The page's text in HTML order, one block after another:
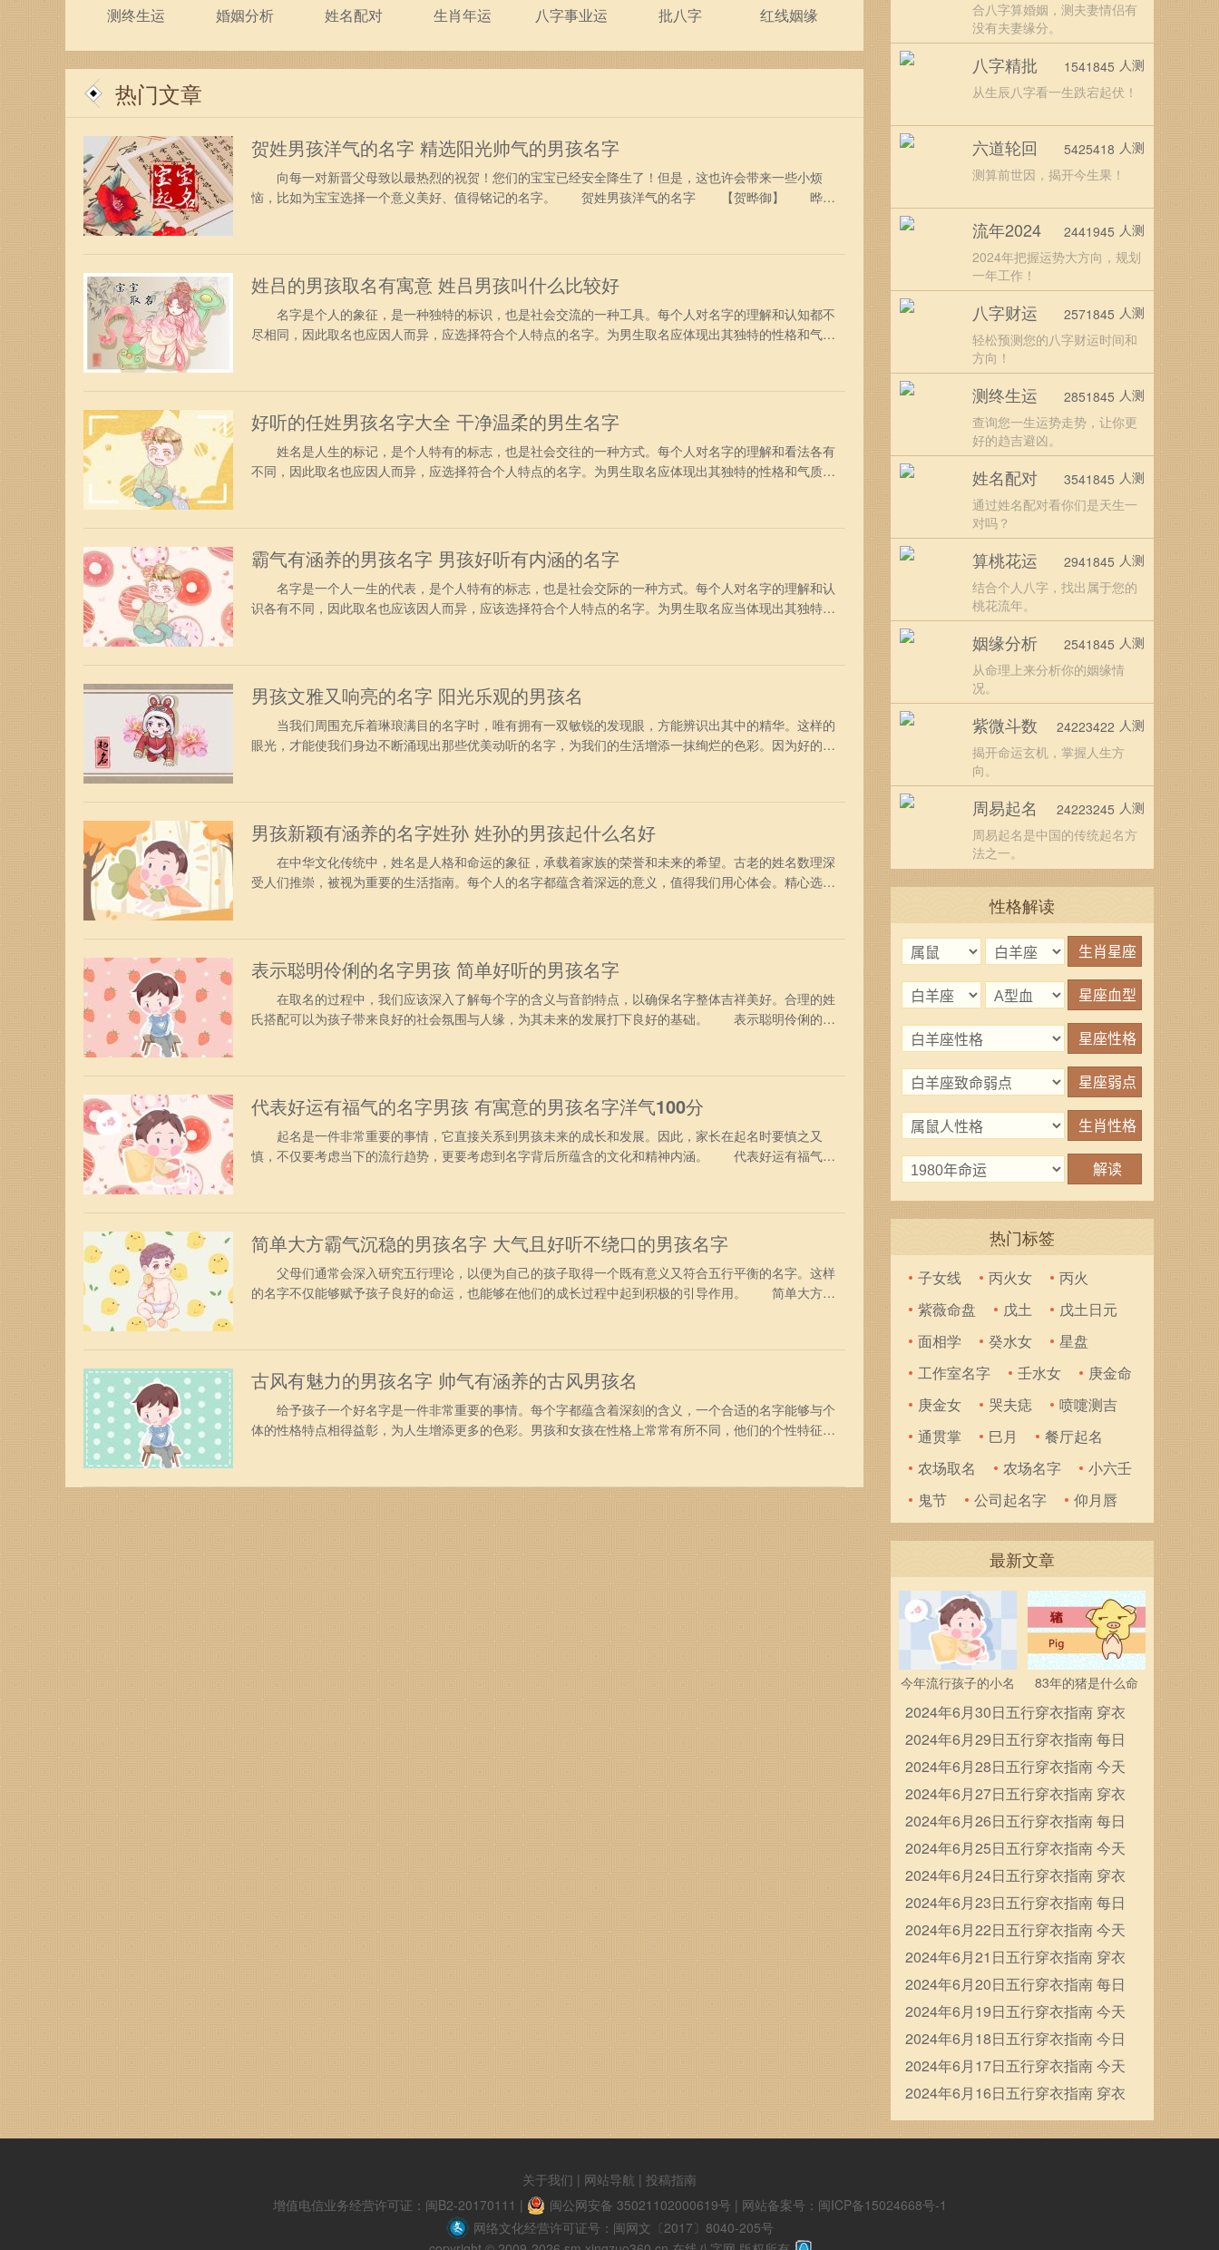
测终生运 婚姻分析 姓名配对 生肖年运 八字事业运 批八字 红线姻缘
热门文章
贺姓男孩洋气的名字 精选阳光帅气的男孩名字
向每一对新晋父母致以最热烈的祝贺！您们的宝宝已经安全降生了！但是，这也许会带来一些小烦
恼，比如为宝宝选择一个意义美好、值得铭记的名字。 贺姓男孩洋气的名字 【贺晔御】 晔，
姓吕的男孩取名有寓意 姓吕男孩叫什么比较好
名字是个人的象征，是一种独特的标识，也是社会交流的一种工具。每个人对名字的理解和认知都不
尽相同，因此取名也应因人而异，应选择符合个人特点的名字。为男生取名应体现出其独特的性格和气
好听的任姓男孩名字大全 干净温柔的男生名字
姓名是人生的标记，是个人特有的标志，也是社会交往的一种方式。每个人对名字的理解和看法各有
不同，因此取名也应因人而异，应选择符合个人特点的名字。为男生取名应体现出其独特的性格和气质，
霸气有涵养的男孩名字 男孩好听有内涵的名字
名字是一个人一生的代表，是个人特有的标志，也是社会交际的一种方式。每个人对名字的理解和认
识各有不同，因此取名也应该因人而异，应该选择符合个人特点的名字。为男生取名应当体现出其独特的
男孩文雅又响亮的名字 阳光乐观的男孩名
当我们周围充斥着琳琅满目的名字时，唯有拥有一双敏锐的发现眼，方能辨识出其中的精华。这样的
眼光，才能使我们身边不断涌现出那些优美动听的名字，为我们的生活增添一抹绚烂的色彩。因为好的名
男孩新颖有涵养的名字姓孙 姓孙的男孩起什么名好
在中华文化传统中，姓名是人格和命运的象征，承载着家族的荣誉和未来的希望。古老的姓名数理深
受人们推崇，被视为重要的生活指南。每个人的名字都蕴含着深远的意义，值得我们用心体会。精心选择
表示聪明伶俐的名字男孩 简单好听的男孩名字
在取名的过程中，我们应该深入了解每个字的含义与音韵特点，以确保名字整体吉祥美好。合理的姓
氏搭配可以为孩子带来良好的社会氛围与人缘，为其未来的发展打下良好的基础。 表示聪明伶俐的名
代表好运有福气的名字男孩 有寓意的男孩名字洋气100分
起名是一件非常重要的事情，它直接关系到男孩未来的成长和发展。因此，家长在起名时要慎之又
慎，不仅要考虑当下的流行趋势，更要考虑到名字背后所蕴含的文化和精神内涵。 代表好运有福气的
简单大方霸气沉稳的男孩名字 大气且好听不绕口的男孩名字
父母们通常会深入研究五行理论，以便为自己的孩子取得一个既有意义又符合五行平衡的名字。这样
的名字不仅能够赋予孩子良好的命运，也能够在他们的成长过程中起到积极的引导作用。 简单大方霸
古风有魅力的男孩名字 帅气有涵养的古风男孩名
给予孩子一个好名字是一件非常重要的事情。每个字都蕴含着深刻的含义，一个合适的名字能够与个
体的性格特点相得益彰，为人生增添更多的色彩。男孩和女孩在性格上常常有所不同，他们的个性特征和
泽，本义是指水流汇聚的地方，与
合八字算婚姻，测夫妻情侣有
没有夫妻缘分。
八字精批
从生辰八字看一生跌宕起伏！
1541845 人测
六道轮回
测算前世因，揭开今生果！
5425418 人测
流年2024
2024年把握运势大方向，规划
一年工作！
2441945 人测
八字财运
轻松预测您的八字财运时间和
方向！
2571845 人测
测终生运
查询您一生运势走势，让你更
好的趋吉避凶。
2851845 人测
姓名配对
通过姓名配对看你们是天生一
对吗？
3541845 人测
算桃花运
结合个人八字，找出属于您的
桃花流年。
2941845 人测
姻缘分析
从命理上来分析你的姻缘情
况。
2541845 人测
紫微斗数
揭开命运玄机，掌握人生方
向。
24223422 人测
周易起名
周易起名是中国的传统起名方
法之一。
24223245 人测
性格解读
热门标签
子女线 丙火女
丙火
紫薇命盘
戊土
戊土日元
面相学
癸水女
星盘
工作室名字
壬水女
庚金命
庚金女
哭夫痣
喷嚏测吉
通贯掌
巳月
餐厅起名
农场取名
农场名字
小六壬
鬼节
公司起名字 仰月唇
最新文章
今年流行孩子的小名 83年的猪是什么命
2024年6月30日五行穿衣指南 穿衣
五行色搭配
2024年6月29日五行穿衣指南 每日
穿衣五行颜色运势
2024年6月28日五行穿衣指南 今天
穿衣颜色是什么查询
2024年6月27日五行穿衣指南 穿衣
五行色搭配
2024年6月26日五行穿衣指南 每日
穿衣五行颜色运势
2024年6月25日五行穿衣指南 今天
穿衣颜色是什么查询
2024年6月24日五行穿衣指南 穿衣
五行色搭配
2024年6月23日五行穿衣指南 每日
穿衣五行颜色运势
2024年6月22日五行穿衣指南 今天
穿衣颜色是什么查询
2024年6月21日五行穿衣指南 穿衣
五行色搭配
2024年6月20日五行穿衣指南 每日
穿衣五行颜色运势
2024年6月19日五行穿衣指南 今天
穿衣颜色是什么查询
2024年6月18日五行穿衣指南 今日
幸运颜色是什么
2024年6月17日五行穿衣指南 今天
穿衣颜色是什么查询
2024年6月16日五行穿衣指南 穿衣
五行色搭配
关于我们 | 网站导航 | 投稿指南
增值电信业务经营许可证：闽B2-20170111 | 闽公网安备 35021102000619号 | 网站备案号：闽ICP备15024668号-1
网络文化经营许可证号：闽网文〔2017〕8040-205号